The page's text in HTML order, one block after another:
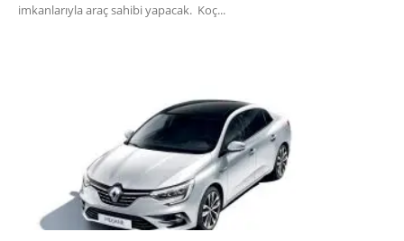
imkanlarıyla araç sahibi yapacak. Koç...